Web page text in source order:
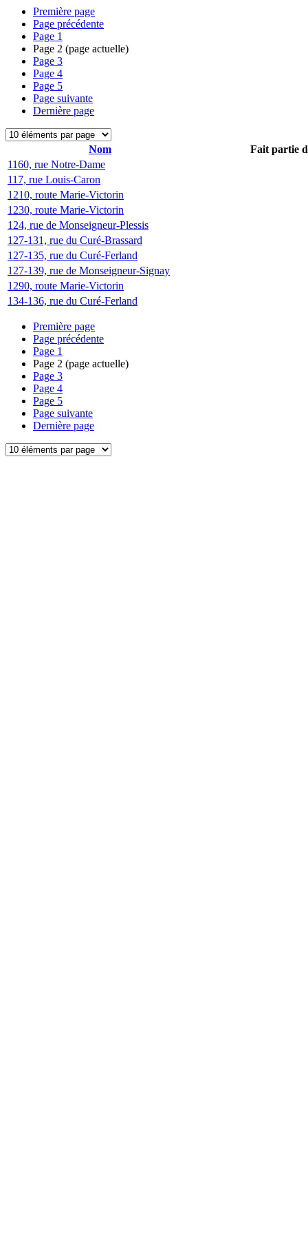
Première page
Page précédente
Page 1
Page 2 (page actuelle)
Page 3
Page 4
Page 5
Page suivante
Dernière page
Nom
Fait partie
1160, rue Notre-Dame
117, rue Louis-Caron
1210, route Marie-Victorin
1230, route Marie-Victorin
124, rue de Monseigneur-Plessis
127-131, rue du Curé-Brassard
127-135, rue du Curé-Ferland
127-139, rue de Monseigneur-Signay
1290, route Marie-Victorin
134-136, rue du Curé-Ferland
Première page
Page précédente
Page 1
Page 2 (page actuelle)
Page 3
Page 4
Page 5
Page suivante
Dernière page